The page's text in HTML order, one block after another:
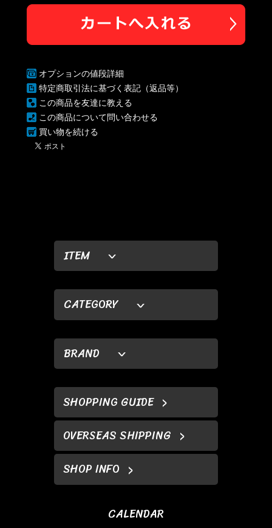
ITEM
CATEGORY
BRAND
SHOPPING GUIDE
OVERSEAS SHIPPING
SHOP INFO
CALENDAR
オプションの値段詳細
特定商取引法に基づく表記（返品等）
この商品を友達に教える
この商品について問い合わせる
買い物を続ける